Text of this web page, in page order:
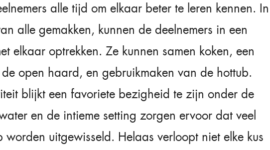
alle tijd om elkaar beter te leren kennen. In
alle gemakken, kunnen de deelnemers in een
elkaar optrekken. Ze kunnen samen koken, een
open haard, en gebruikmaken van de hottub.
blijkt een favoriete bezigheid te zijn onder de
en de intieme setting zorgen ervoor dat veel
worden uitgewisseld. Helaas verloopt niet elke kus